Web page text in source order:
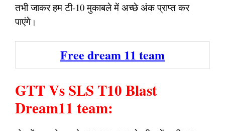
तभी जाकर हम टी-10 मुकाबले में अच्छे अंक प्राप्त कर
पाएंगे ।
Free dream 11 team
GTT Vs SLS T10 Blast
Dream11 team: